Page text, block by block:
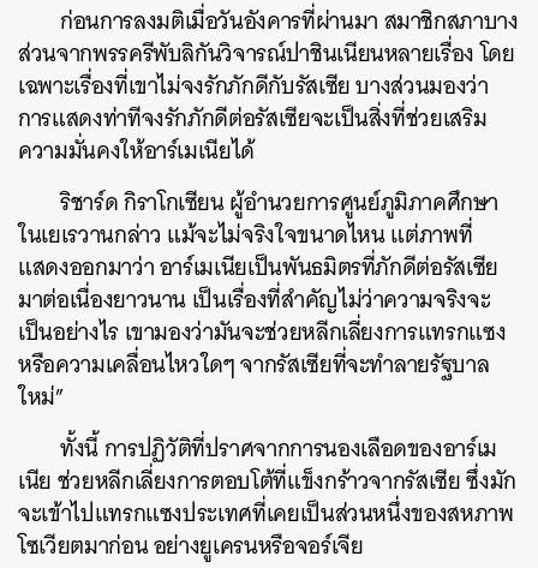
ก่อนการลงมติเมื่อวันอังคารที่ผ่านมา สมาชิกสภาบาง
ส่วนจากพรรครีพับลิกันวิจารณ์ปาชินเนียนหลายเรื่อง โดย
เฉพาะเรื่องที่เขาไม่จงรักภักดีกับรัสเซีย บางส่วนมองว่า
การแสดงท่าทีจงรักภักดีต่อรัสเซียจะเป็นสิ่งที่ช่วยเสริม
ความมั่นคงให้อาร์เมเนียได้
ริชาร์ด กิราโกเซียน ผู้อำนวยการศูนย์ภูมิภาคศึกษา
ในเยเรวานกล่าว แม้จะไม่จริงใจขนาดไหน แต่ภาพที่
แสดงออกมาว่า อาร์เมเนียเป็นพันธมิตรที่ภักดีต่อรัสเซีย
มาต่อเนื่องยาวนาน เป็นเรื่องที่สำคัญไม่ว่าความจริงจะ
เป็นอย่างไร เขามองว่ามันจะช่วยหลีกเลี่ยงการแทรกแซง
หรือความเคลื่อนไหวใดๆ จากรัสเซียที่จะทำลายรัฐบาล
ใหม่”
ทั้งนี้ การปฏิวัติที่ปราศจากการนองเลือดของอาร์เม
เนีย ช่วยหลีกเลี่ยงการตอบโต้ที่แข็งกร้าวจากรัสเซีย ซึ่งมัก
จะเข้าไปแทรกแซงประเทศที่เคยเป็นส่วนหนึ่งของสหภาพ
โซเวียตมาก่อน อย่างยูเครนหรือจอร์เจีย